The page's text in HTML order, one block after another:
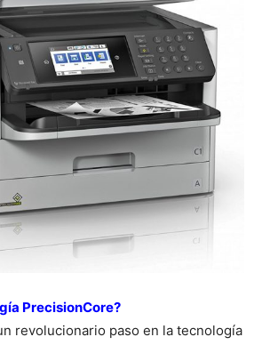
PrecisionCore?
revolucionario paso en la tecnología